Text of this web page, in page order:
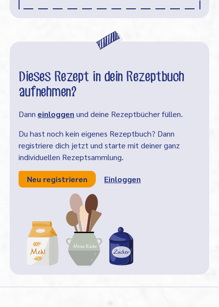
Dieses Rezept in dein Rezeptbuch
aufnehmen?
Dann einloggen und deine Rezeptbücher füllen.
Du hast noch kein eigenes Rezeptbuch? Dann
registriere dich jetzt und starte mit deiner ganz
individuellen Rezeptsammlung.
Neu registrieren Einloggen